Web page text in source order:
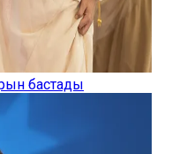
бастады